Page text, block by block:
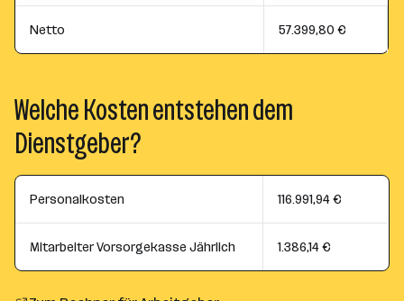
Netto 57.399,80 €
Welche Kosten entstehen dem
Dienstgeber?
Personalkosten 116.991,94 €
Mitarbeiter Vorsorgekasse Jährlich 1.386,14 €